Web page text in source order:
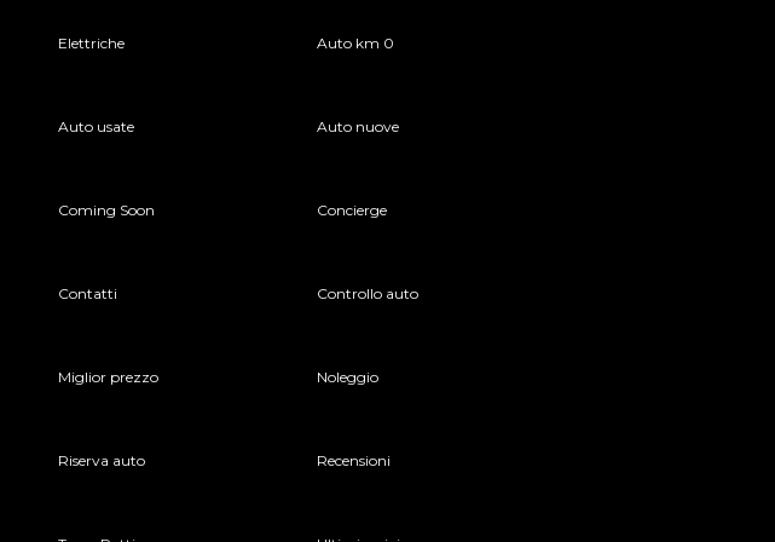
Elettriche Auto km 0
Auto usate Auto nuove
Coming Soon Concierge
Contatti Controllo auto
Miglior prezzo Noleggio
Riserva auto Recensioni